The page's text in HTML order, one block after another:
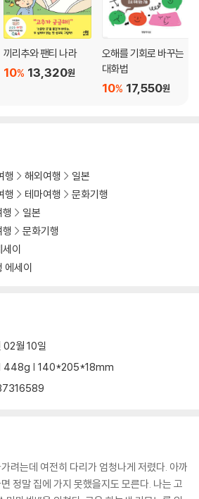
4월 23일 호린 투어 효도 관광
행 / 222
4월 25일 비와코 호수 호캉스 투어
호텔 / 226
꽃에는 벌이 날아들기 마련
난 반가운 손님
또 다른 매력이
/ 256
조각을 품다
교토, 마마 커피 / 266
품은 떡 가게
와스케 / 274
끼리추와 팬티 나라
13,320원
10%
오해를 기회로 바꾸는
대화법
17,550원
10%
행 해외여행
일본
행 테마여행
문화기행
일본
문화기행
세이
에세이
월 10일
448g | 140*205*18mm
려는데 여전히 다리가 엄청나게 저렸다. 아까
정말 집에 가지 못했을지도 모른다. 나는 고